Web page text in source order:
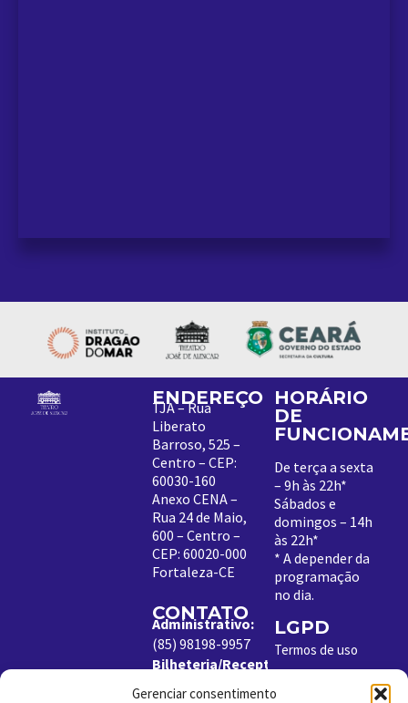
Gerenciar consentimento
ENDEREÇO
TJA – Rua
Liberato
Barroso, 525 –
Centro – CEP:
60030-160
Anexo CENA –
Rua 24 de Maio,
600 – Centro –
CEP: 60020-000
Fortaleza-CE
CONTATO
Administrativo:
(85) 98198-9957
Bilheteria/Receptivo:
(85) 99204-8843
HORÁRIO
DE
De terça a sexta
– 9h às 22h*
Sábados e
domingos – 14h
às 22h*
* A depender da
programação
no dia.
LGPD
Termos de uso